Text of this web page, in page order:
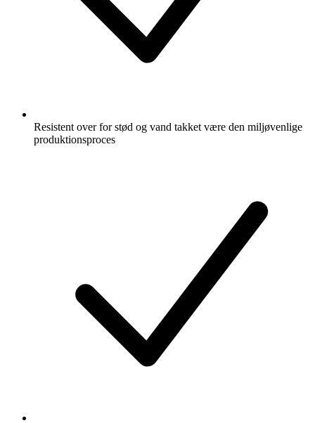
Resistent over for stød og vand takket være den miljøvenlige
produktionsproces